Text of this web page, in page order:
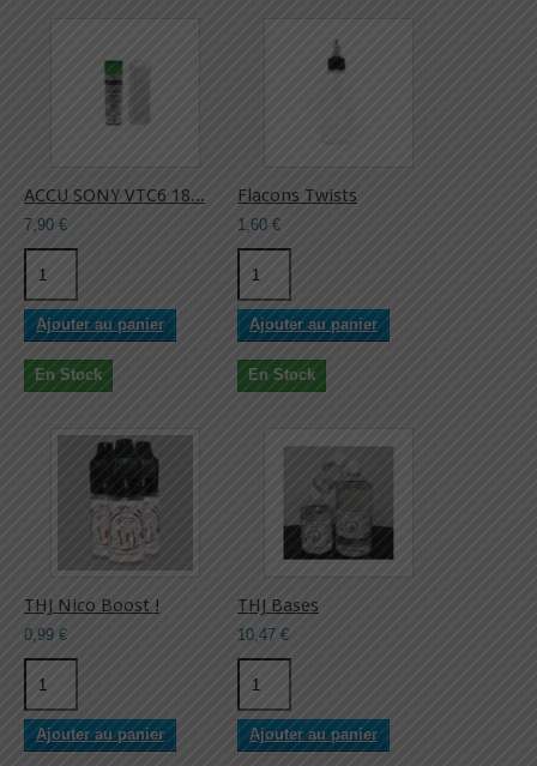
ACCU SONY VTC6 18...
7,90 €
Ajouter au panier
En Stock
Flacons Twists
1,60 €
Ajouter au panier
En Stock
THJ Nico Boost !
0,99 €
Ajouter au panier
THJ Bases
10,47 €
Ajouter au panier